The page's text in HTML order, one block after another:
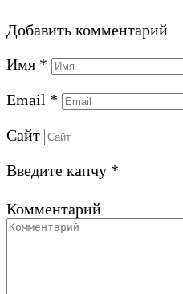
Добавить комментарий
Имя *
Email *
Сайт
Введите капчу *
Комментарий